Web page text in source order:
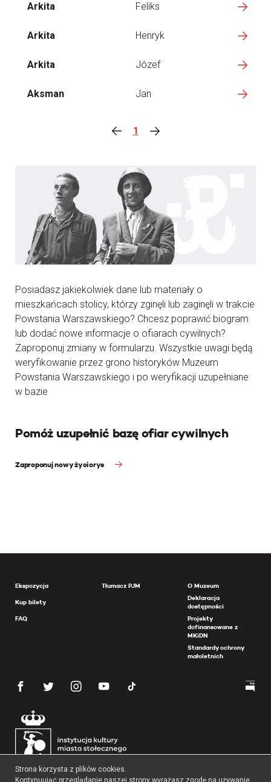
Arkita Feliks
Arkita Henryk
Arkita Józef
Aksman Jan
1
Posiadasz jakiekolwiek dane lub materiały o
mieszkańcach stolicy, którzy zginęli lub zaginęli w trakcie
Powstania Warszawskiego? Chcesz poprawić biogram
lub dodać nowe informacje o ofiarach cywilnych?
Zaproponuj zmiany w formularzu. Wszystkie uwagi będą
weryfikowanie przez grono historyków Muzeum
Powstania Warszawskiego i po weryfikacji uzupełniane
w bazie
Pomóż uzupełnić bazę ofiar cywilnych
Zaproponuj nowy życiorys
Ekspozycja
Kup bilety
FAQ
Tłumacz PJM
O Muzeum
Deklaracja
dostępności
Projekty
dofinansowane z
MKiDN
Standardy ochrony
małoletnich
Strona korzysta z plików cookies.
Kontynuując przeglądanie naszej strony wyrażasz zgodę na używanie